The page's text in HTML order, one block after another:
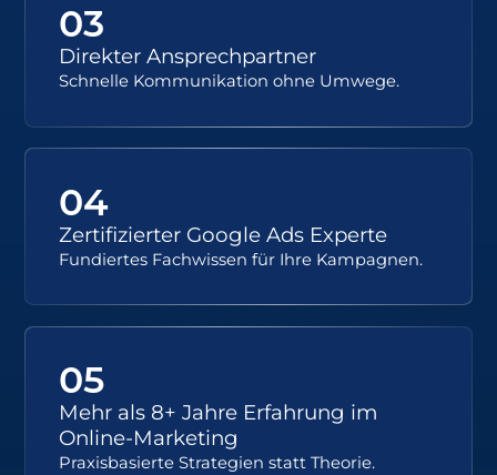
03
Direkter Ansprechpartner
Schnelle Kommunikation ohne Umwege.
04
Zertifizierter Google Ads Experte
Fundiertes Fachwissen für Ihre Kampagnen.
05
Mehr als 8+ Jahre Erfahrung im
Online-Marketing
Praxisbasierte Strategien statt Theorie.